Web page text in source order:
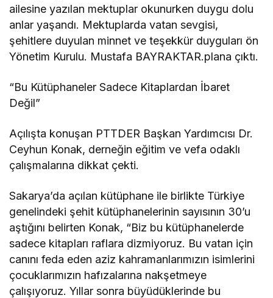
ailesine yazılan mektuplar okunurken duygu dolu
anlar yaşandı. Mektuplarda vatan sevgisi,
şehitlere duyulan minnet ve teşekkür duyguları ön
Yönetim Kurulu. Mustafa BAYRAKTAR.plana çıktı.
“Bu Kütüphaneler Sadece Kitaplardan İbaret
Değil”
Açılışta konuşan PTTDER Başkan Yardımcısı Dr.
Ceyhun Konak, derneğin eğitim ve vefa odaklı
çalışmalarına dikkat çekti.
Sakarya’da açılan kütüphane ile birlikte Türkiye
genelindeki şehit kütüphanelerinin sayısının 30’u
aştığını belirten Konak, “Biz bu kütüphanelerde
sadece kitapları raflara dizmiyoruz. Bu vatan için
canını feda eden aziz kahramanlarımızın isimlerini
çocuklarımızın hafızalarına nakşetmeye
çalışıyoruz. Yıllar sonra büyüdüklerinde bu